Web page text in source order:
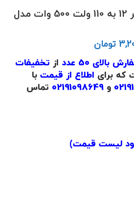
برد مبدل برق اینورتر 12 به 110 ولت 500 وات مدل
تومان
بالای 50 عدد از تخفیفات
که برای اطلاع از قیمت با
و 02191098649 تماس
لیست قیمت)